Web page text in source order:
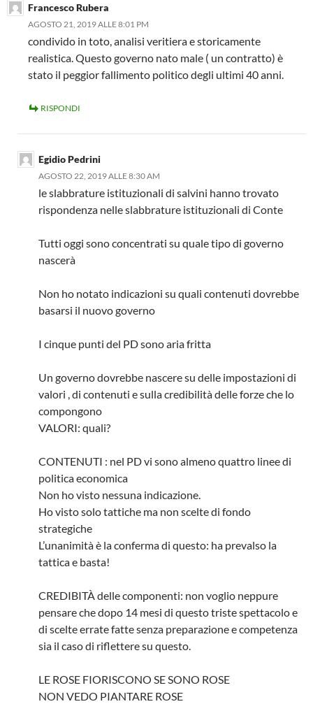
Francesco Rubera
AGOSTO 21, 2019 ALLE 8:01 PM
condivido in toto, analisi veritiera e storicamente
realistica. Questo governo nato male ( un contratto) è
stato il peggior fallimento politico degli ultimi 40 anni.
RISPONDI
Egidio Pedrini
AGOSTO 22, 2019 ALLE 8:30 AM
le slabbrature istituzionali di salvini hanno trovato
rispondenza nelle slabbrature istituzionali di Conte
Tutti oggi sono concentrati su quale tipo di governo
nascerà
Non ho notato indicazioni su quali contenuti dovrebbe
basarsi il nuovo governo
I cinque punti del PD sono aria fritta
Un governo dovrebbe nascere su delle impostazioni di
valori , di contenuti e sulla credibilità delle forze che lo
compongono
VALORI: quali?
CONTENUTI : nel PD vi sono almeno quattro linee di
politica economica
Non ho visto nessuna indicazione.
Ho visto solo tattiche ma non scelte di fondo
strategiche
L’unanimità è la conferma di questo: ha prevalso la
tattica e basta!
CREDIBITÀ delle componenti: non voglio neppure
pensare che dopo 14 mesi di questo triste spettacolo e
di scelte errate fatte senza preparazione e competenza
sia il caso di riflettere su questo.
LE ROSE FIORISCONO SE SONO ROSE
NON VEDO PIANTARE ROSE